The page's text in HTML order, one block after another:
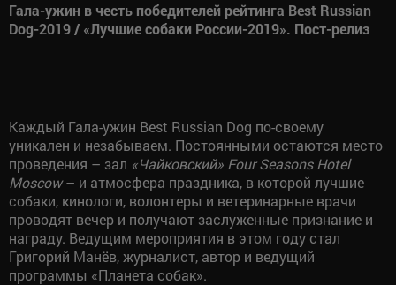
Гала-ужин в честь победителей рейтинга Best Russian
Dog-2019 / «Лучшие собаки России-2019». Пост-релиз
Каждый Гала-ужин Best Russian Dog по-своему
уникален и незабываем. Постоянными остаются место
проведения – зал «Чайковский» Four Seasons Hotel
Moscow– и атмосфера праздника, в которой лучшие
собаки, кинологи, волонтеры и ветеринарные врачи
проводят вечер и получают заслуженные признание и
награду. Ведущим мероприятия в этом году стал
Григорий Манёв, журналист, автор и ведущий
программы «Планета собак».